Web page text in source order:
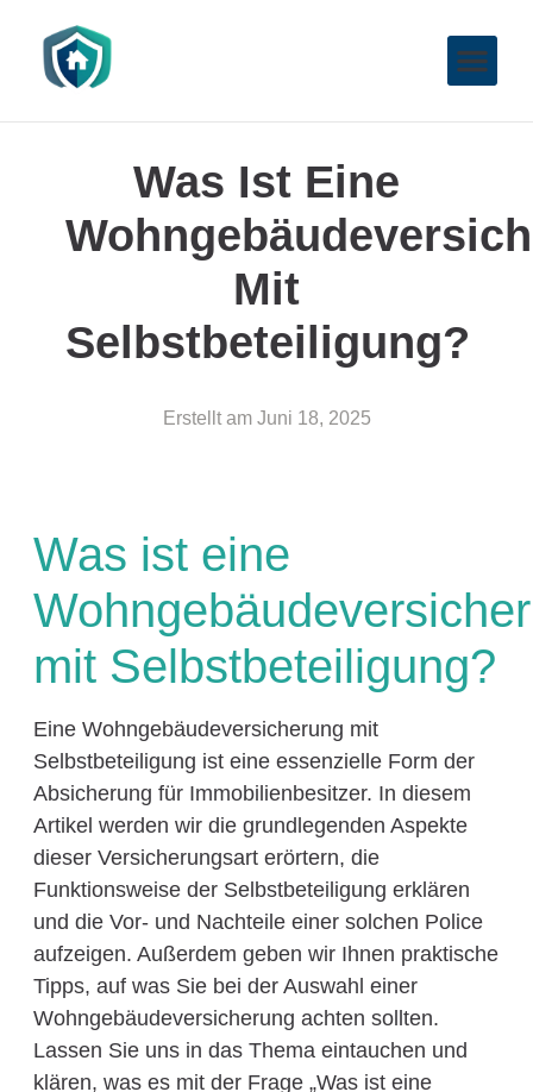
Was Ist Eine
Mit
Selbstbeteiligung?
Erstellt am Juni 18, 2025
Was ist eine
mit Selbstbeteiligung?
Eine Wohngebäudeversicherung mit
Selbstbeteiligung ist eine essenzielle Form der
Absicherung für Immobilienbesitzer. In diesem
Artikel werden wir die grundlegenden Aspekte
dieser Versicherungsart erörtern, die
Funktionsweise der Selbstbeteiligung erklären
und die Vor- und Nachteile einer solchen Police
aufzeigen. Außerdem geben wir Ihnen praktische
Tipps, auf was Sie bei der Auswahl einer
Wohngebäudeversicherung achten sollten.
Lassen Sie uns in das Thema eintauchen und
klären, was es mit der Frage „Was ist eine